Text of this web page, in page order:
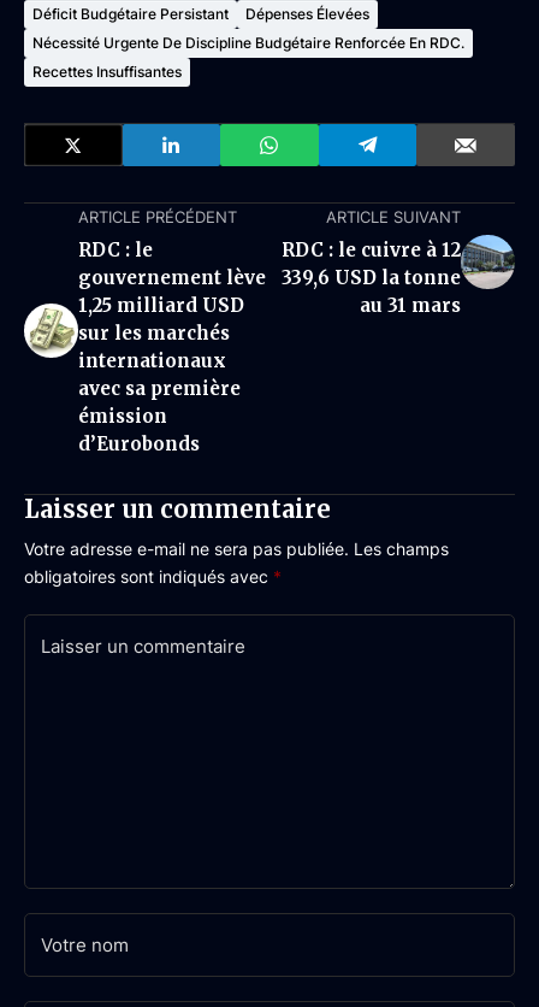
Déficit Budgétaire Persistant
Dépenses Élevées
Nécessité Urgente De Discipline Budgétaire Renforcée En RDC.
Recettes Insuffisantes
ARTICLE PRÉCÉDENT
RDC : le
gouvernement lève
1,25 milliard USD
sur les marchés
internationaux
avec sa première
émission
d’Eurobonds
ARTICLE SUIVANT
RDC : le cuivre à 12
339,6 USD la tonne
au 31 mars
Laisser un commentaire
Votre adresse e-mail ne sera pas publiée. Les champs
obligatoires sont indiqués avec *